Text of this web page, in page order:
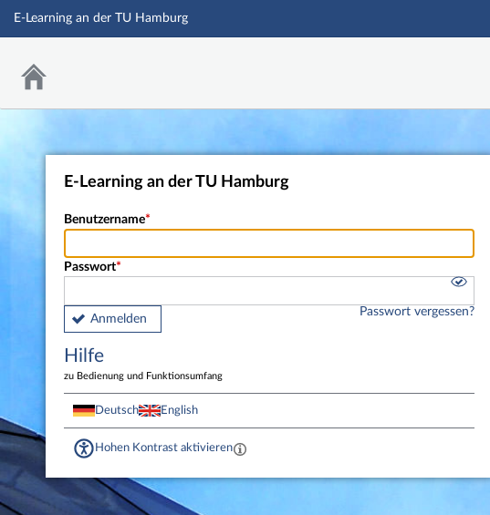
E-Learning an der TU Hamburg
E-Learning an der TU Hamburg
Benutzername
Passwort
Anmelden
Passwort vergessen?
Hilfe
zu Bedienung und Funktionsumfang
Deutsch English
Hohen Kontrast aktivieren